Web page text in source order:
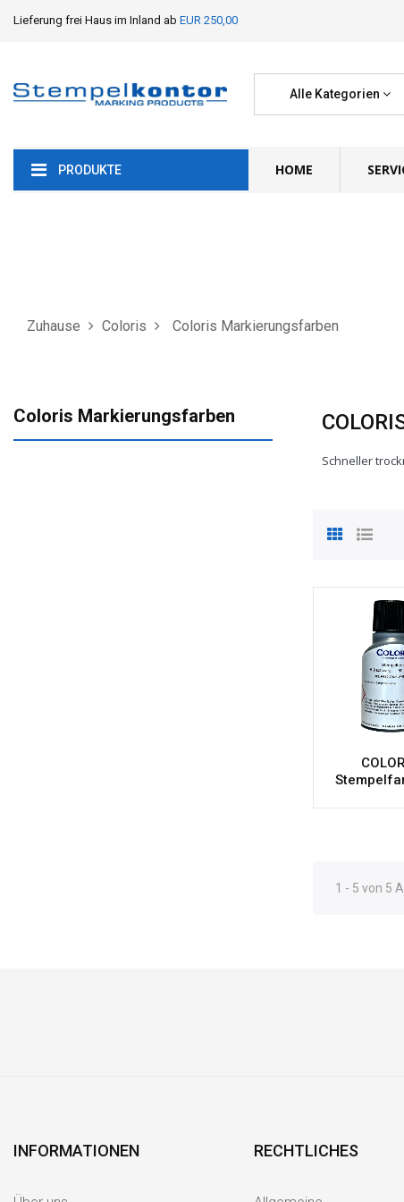
Lieferung frei Haus im Inland ab EUR 250,00
Alle Kategorien
PRODUKTE HOME
Zuhause Coloris Coloris Markierungsfarben
Coloris Markierungsfarben
Schneller
1 - 5 von 5
INFORMATIONEN RECHTLICHES